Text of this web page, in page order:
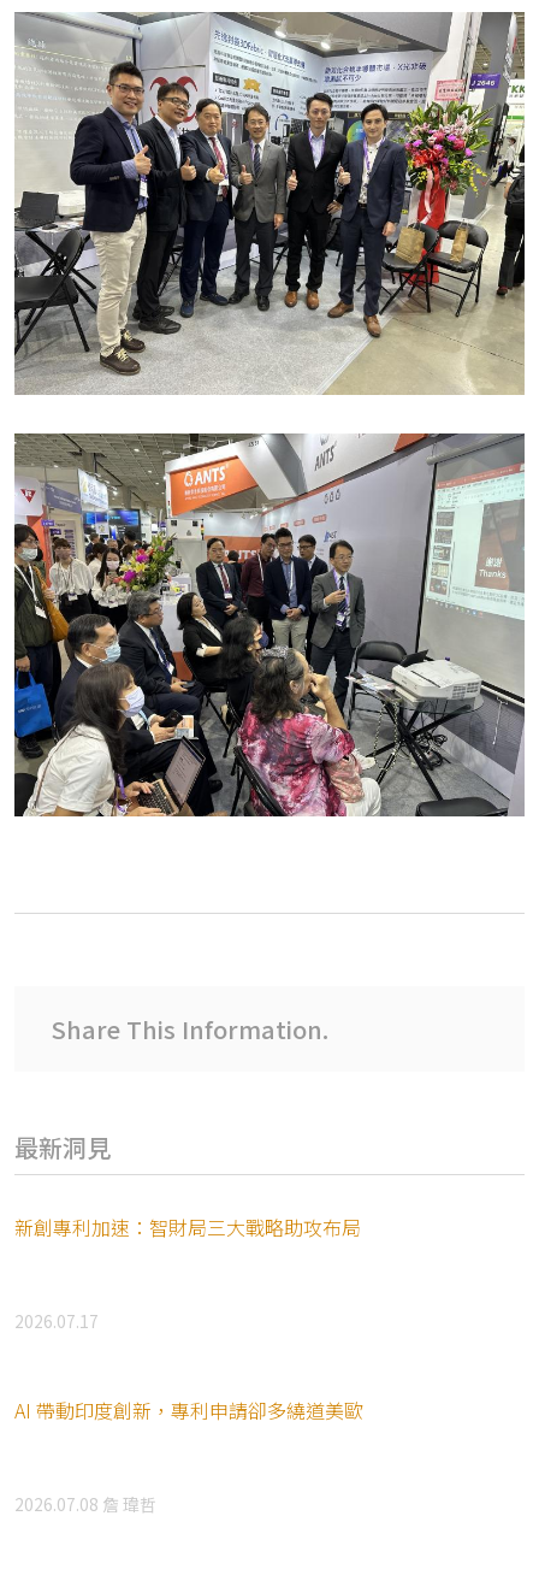
Share This Information.
最新洞見
新創專利加速：智財局三大戰略助攻布局
2026.07.17
AI 帶動印度創新，專利申請卻多繞道美歐
2026.07.08 詹 瑋哲